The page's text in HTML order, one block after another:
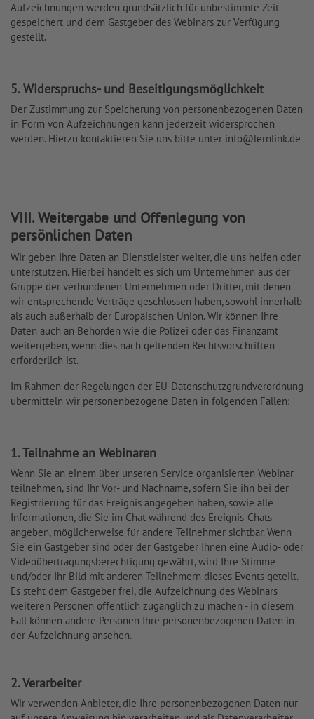
Aufzeichnungen werden grundsätzlich für unbestimmte Zeit
gespeichert und dem Gastgeber des Webinars zur Verfügung
gestellt.
5. Widerspruchs- und Beseitigungsmöglichkeit
Der Zustimmung zur Speicherung von personenbezogenen Daten
in Form von Aufzeichnungen kann jederzeit widersprochen
werden. Hierzu kontaktieren Sie uns bitte unter info@lernlink.de
VIII. Weitergabe und Offenlegung von
persönlichen Daten
Wir geben Ihre Daten an Dienstleister weiter, die uns helfen oder
unterstützen. Hierbei handelt es sich um Unternehmen aus der
Gruppe der verbundenen Unternehmen oder Dritter, mit denen
wir entsprechende Verträge geschlossen haben, sowohl innerhalb
als auch außerhalb der Europäischen Union. Wir können Ihre
Daten auch an Behörden wie die Polizei oder das Finanzamt
weitergeben, wenn dies nach geltenden Rechtsvorschriften
erforderlich ist.
Im Rahmen der Regelungen der EU-Datenschutzgrundverordnung
übermitteln wir personenbezogene Daten in folgenden Fällen:
1. Teilnahme an Webinaren
Wenn Sie an einem über unseren Service organisierten Webinar
teilnehmen, sind Ihr Vor- und Nachname, sofern Sie ihn bei der
Registrierung für das Ereignis angegeben haben, sowie alle
Informationen, die Sie im Chat während des Ereignis-Chats
angeben, möglicherweise für andere Teilnehmer sichtbar. Wenn
Sie ein Gastgeber sind oder der Gastgeber Ihnen eine Audio- oder
Videoübertragungsberechtigung gewährt, wird Ihre Stimme
und/oder Ihr Bild mit anderen Teilnehmern dieses Events geteilt.
Es steht dem Gastgeber frei, die Aufzeichnung des Webinars
weiteren Personen öffentlich zugänglich zu machen - in diesem
Fall können andere Personen Ihre personenbezogenen Daten in
der Aufzeichnung ansehen.
2. Verarbeiter
Wir verwenden Anbieter, die Ihre personenbezogenen Daten nur